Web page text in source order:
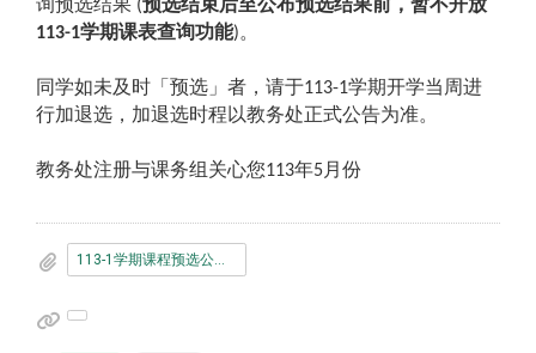
询预选结果 (预选结束后至公布预选结果前，暂不开放
113-1学期课表查询功能)。
同学如未及时「预选」者，请于113-1学期开学当周进
行加退选，加退选时程以教务处正式公告为准。
教务处注册与课务组关心您113年5月份